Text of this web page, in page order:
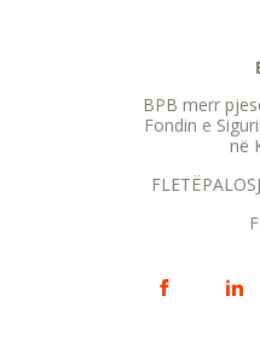
BPB merr
Fondin e
në